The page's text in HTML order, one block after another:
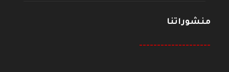
منشوراتنا
--------------------